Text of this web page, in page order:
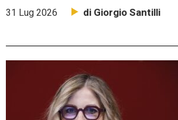
31 Lug 2026 di Giorgio Santilli